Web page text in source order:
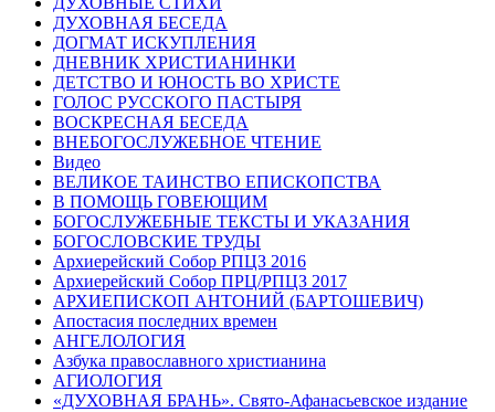
ДУХОВНАЯ БЕСЕДА
ДОГМАТ ИСКУПЛЕНИЯ
ДНЕВНИК ХРИСТИАНИНКИ
ДЕТСТВО И ЮНОСТЬ ВО ХРИСТЕ
ГОЛОС РУССКОГО ПАСТЫРЯ
ВОСКРЕСНАЯ БЕСЕДА
ВНЕБОГОСЛУЖЕБНОЕ ЧТЕНИЕ
Видео
ВЕЛИКОЕ ТАИНСТВО ЕПИСКОПСТВА
В ПОМОЩЬ ГОВЕЮЩИМ
БОГОСЛУЖЕБНЫЕ ТЕКСТЫ И УКАЗАНИЯ
БОГОСЛОВСКИЕ ТРУДЫ
Архиерейский Собор РПЦЗ 2016
Архиерейский Собор ПРЦ/РПЦЗ 2017
АРХИЕПИСКОП АНТОНИЙ (БАРТОШЕВИЧ)
Апостасия последних времен
АНГЕЛОЛОГИЯ
Азбука православного христианина
АГИОЛОГИЯ
«ДУХОВНАЯ БРАНЬ». Свято-Афанасьевское издание